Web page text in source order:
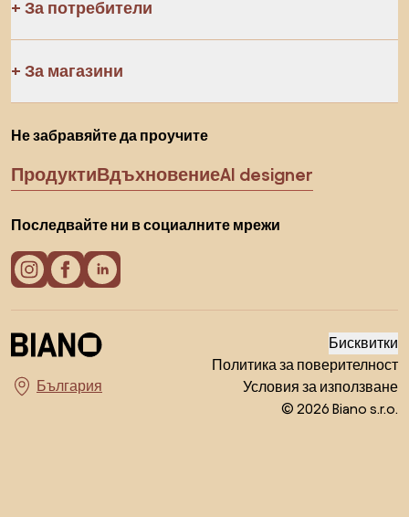
За потребители
За магазини
Не забравяйте да проучите
ПродуктиВдъхновениеAI designer
Последвайте ни в социалните мрежи
Изберете държава
Бисквитки
Политика за поверителност
Условия за използване
© 2026 Biano s.r.o.